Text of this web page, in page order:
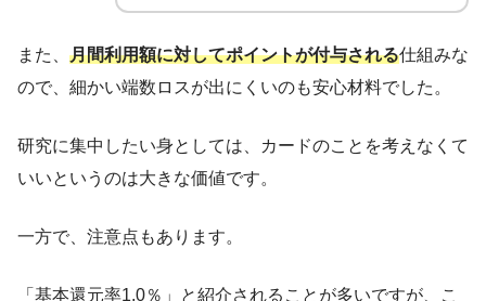
また、 月間利用額に対してポイントが付与される仕組みな
ので、細かい端数ロスが出にくいのも安心材料でした。
研究に集中したい身としては、カードのことを考えなくて
いいというのは大きな価値です。
一方で、注意点もあります。
「基本還元率1.0％」と紹介されることが多いですが、こ